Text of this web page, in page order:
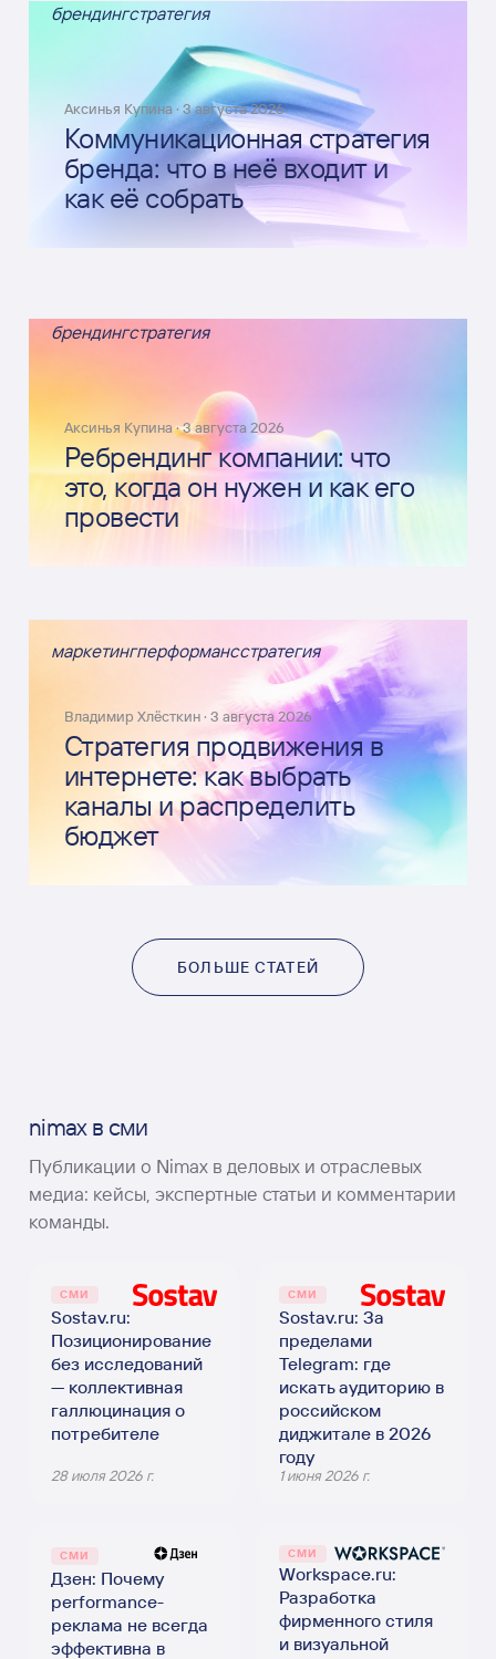
брендингстратегия
Аксинья Купина · 3 августа 2026
Коммуникационная стратегия
бренда: что в неё входит и
как её собрать
брендингстратегия
Аксинья Купина·3 августа 2026
Ребрендинг компании: что
это, когда он нужен и как его
провести
маркетингперформансстратегия
Владимир Хлёсткин· 3 августа 2026
Стратегия продвижения в
интернете: как выбрать
каналы и распределить
бюджет
БОЛЬШЕ СТАТЕЙ
nimax в сми
Публикации о Nimax в деловых и отраслевых
медиа: кейсы, экспертные статьи и комментарии
команды.
СМИ
Sostav.ru:
Позиционирование
без исследований
— коллективная
галлюцинация о
потребителе
28 июля 2026 г.
СМИ
Sostav.ru: За
пределами
Telegram: где
искать аудиторию в
российском
диджитале в 2026
году
1 июня 2026 г.
СМИ
Дзен: Почему
performance-
реклама не всегда
эффективна в
СМИ
Workspace.ru:
Разработка
фирменного стиля
и визуальной